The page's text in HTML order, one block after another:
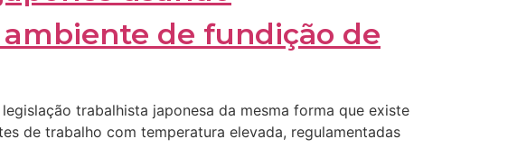
trabalhista japonesa da mesma forma que existe
de trabalho com temperatura elevada, regulamentadas